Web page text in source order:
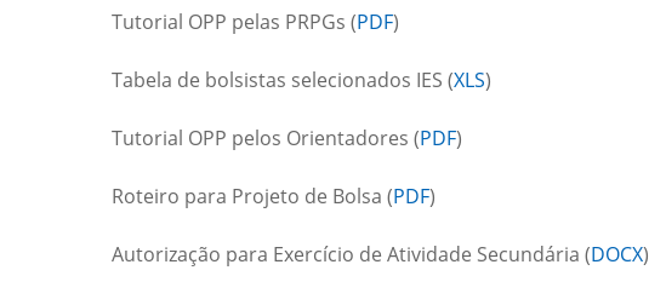
Tutorial OPP pelas PRPGs (PDF)
Tabela de bolsistas selecionados IES (XLS)
Tutorial OPP pelos Orientadores (PDF)
Roteiro para Projeto de Bolsa (PDF)
Autorização para Exercício de Atividade Secundária (DOCX)